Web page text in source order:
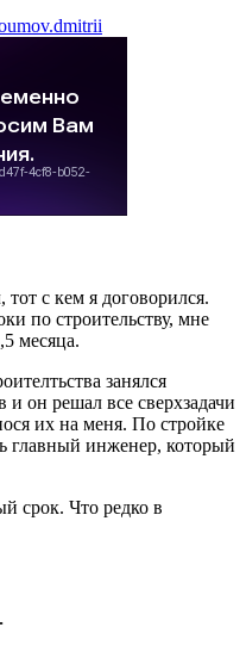
с кем я договорился.
по строительству, мне
месяца.
занялся
он решал все сверхзадачи
их на меня. По стройке
главный инженер, который
срок. Что редко в